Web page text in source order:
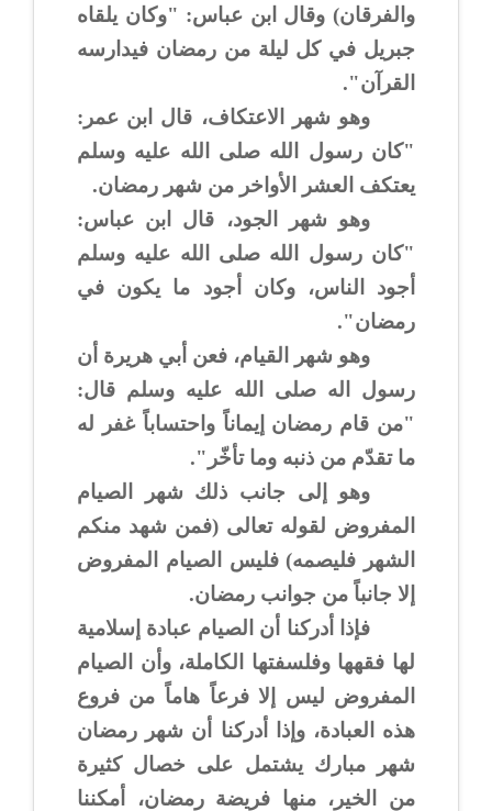
والفرقان) وقال ابن عباس: "وكان يلقاه
جبريل في كل ليلة من رمضان فيدارسه
القرآن".
وهو شهر الاعتكاف، قال ابن عمر:
"كان رسول الله صلى الله عليه وسلم
يعتكف العشر الأواخر من شهر رمضان.
وهو شهر الجود، قال ابن عباس:
"كان رسول الله صلى الله عليه وسلم
أجود الناس، وكان أجود ما يكون في
رمضان".
وهو شهر القيام، فعن أبي هريرة أن
رسول اله صلى الله عليه وسلم قال:
"من قام رمضان إيماناً واحتساباً غفر له
ما تقدّم من ذنبه وما تأخّر".
وهو إلى جانب ذلك شهر الصيام
المفروض لقوله تعالى (فمن شهد منكم
الشهر فليصمه) فليس الصيام المفروض
إلا جانباً من جوانب رمضان.
فإذا أدركنا أن الصيام عبادة إسلامية
لها فقهها وفلسفتها الكاملة، وأن الصيام
المفروض ليس إلا فرعاً هاماً من فروع
هذه العبادة، وإذا أدركنا أن شهر رمضان
شهر مبارك يشتمل على خصال كثيرة
من الخير، منها فريضة رمضان، أمكننا